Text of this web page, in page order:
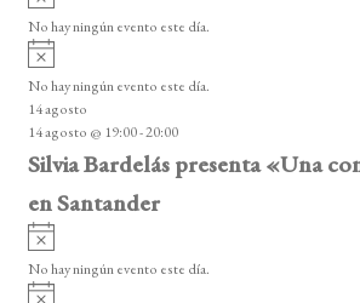
o
v
i
o
No hay ningún evento este día.
A
v
i
s
o
No hay ningún evento este día.
14 agosto
14 agosto @ 19:00-20:00
Silvia Bardelás presenta «Una
en Santander
A
v
i
No hay ningún evento este día.
A